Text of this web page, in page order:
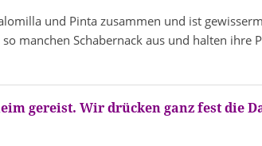
und Pinta zusammen und ist
manchen Schabernack aus und halten ihre
gereist. Wir drücken ganz fest die